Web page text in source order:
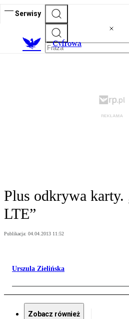
Serwisy
Cyfrowa
Plus odkrywa karty.
LTE”
Publikacja: 04.04.2013 11:52
Urszula Zielińska
Zobacz również